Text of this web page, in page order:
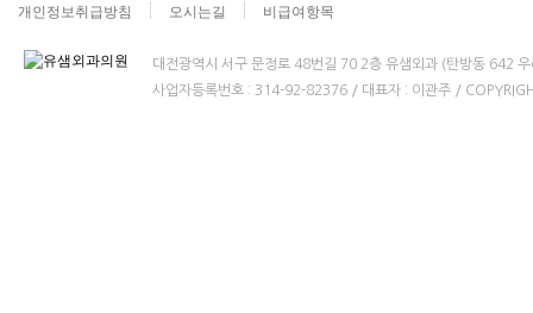
개인정보취급방침 오시는길 비급여항목
대전광역시 서구 문정로 48번길 70 2층 유샘외과 (탄방동
사업자등록번호 : 314-92-82376 / 대표자 : 이관주 /